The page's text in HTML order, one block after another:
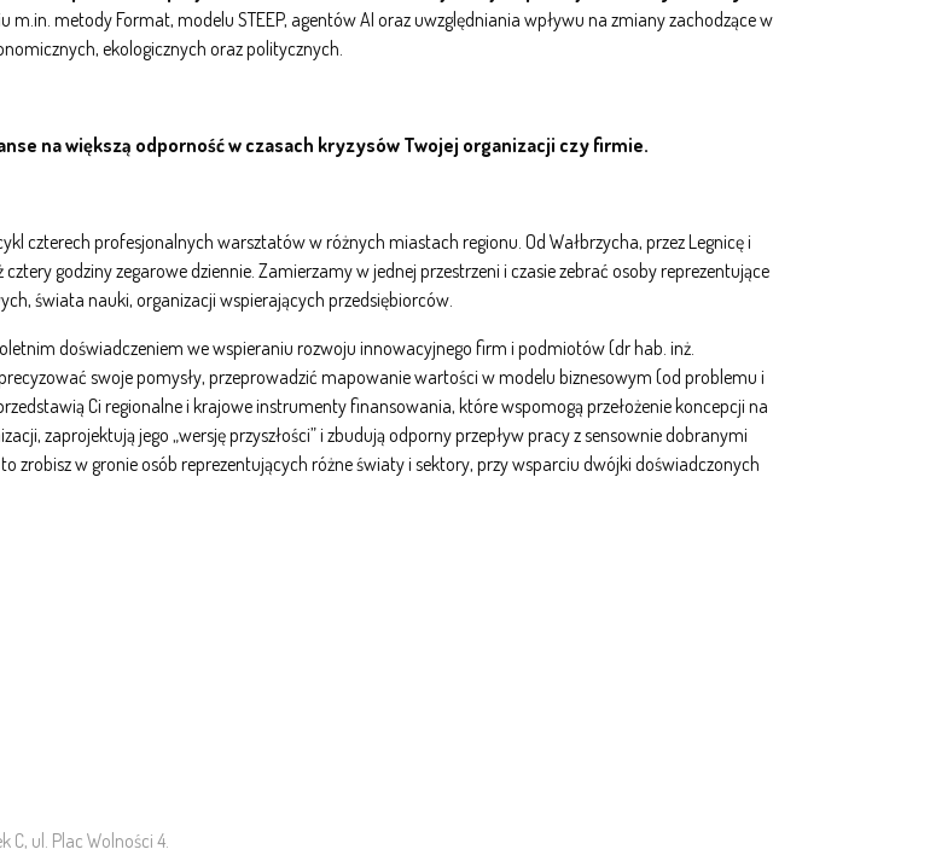
m.in. metody Format, modelu STEEP, agentów AI oraz uwzględniania wpływu na zmiany zachodzące w
ekologicznych oraz politycznych.
na większą odporność w czasach kryzysów Twojej organizacji czy firmie.
czterech profesjonalnych warsztatów w różnych miastach regionu. Od Wałbrzycha, przez Legnicę i
godziny zegarowe dziennie. Zamierzamy w jednej przestrzeni i czasie zebrać osoby reprezentujące
świata nauki, organizacji wspierających przedsiębiorców.
doświadczeniem we wspieraniu rozwoju innowacyjnego firm i podmiotów (dr hab. inż.
swoje pomysły, przeprowadzić mapowanie wartości w modelu biznesowym (od problemu i
Ci regionalne i krajowe instrumenty finansowania, które wspomogą przełożenie koncepcji na
zaprojektują jego „wersję przyszłości” i zbudują odporny przepływ pracy z sensownie dobranymi
zrobisz w gronie osób reprezentujących różne światy i sektory, przy wsparciu dwójki doświadczonych
C, ul. Plac Wolności 4.